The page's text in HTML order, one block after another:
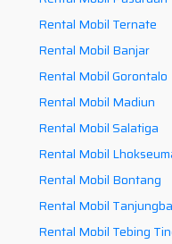
Rental Mobil Ternate
Rental Mobil Banjar
Rental Mobil Gorontalo
Rental Mobil Madiun
Rental Mobil Salatiga
Rental Mobil
Rental Mobil Bontang
Rental Mobil
Rental Mobil Tebing